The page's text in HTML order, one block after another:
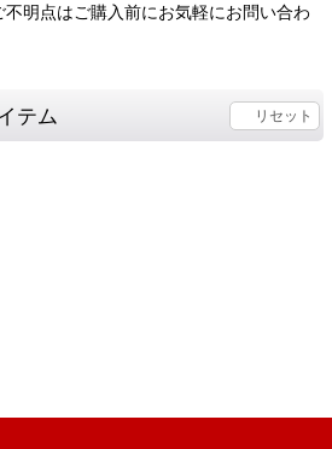
明点はご購入前にお気軽にお問い合わ
テム リセット